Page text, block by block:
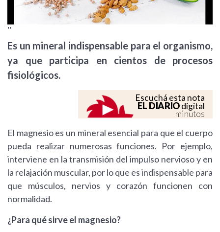
''
Es un mineral indispensable para el organismo,
ya que participa en cientos de procesos
fisiológicos.
Escuchá esta nota
EL DIARIOdigital
minutos
El magnesio es un mineral esencial para que el cuerpo
pueda realizar numerosas funciones. Por ejemplo,
interviene en la transmisión del impulso nervioso y en
la relajación muscular, por lo que es indispensable para
que músculos, nervios y corazón funcionen con
normalidad.
¿Para qué sirve el magnesio?